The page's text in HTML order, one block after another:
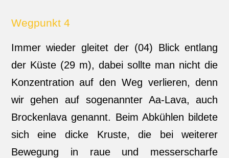
Wegpunkt 4
Immer wieder gleitet der (04) Blick entlang
der Küste (29 m), dabei sollte man nicht die
Konzentration auf den Weg verlieren, denn
wir gehen auf sogenannter Aa-Lava, auch
Brockenlava genannt. Beim Abkühlen bildete
sich eine dicke Kruste, die bei weiterer
Bewegung in raue und messerscharfe